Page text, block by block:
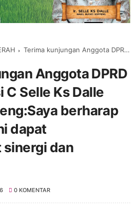
Terima kunjungan Anggota DPRD Sulsel Komisi C Selle Ks Dalle Wabup Soppeng:Saya berharap pertemuan ini dapat memperkuat sinergi dan kolaborasi
Anggota DPRD
C Selle Ks Dalle
berharap
dapat
dan
0 KOMENTAR